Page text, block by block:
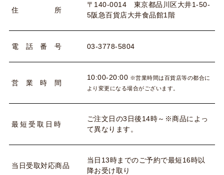
住 所
〒140-0014 東京都品川区大井1-50-
5阪急百貨店大井食品館1階
電 話 番 号 03-3778-5804
営 業 時 間
10:00-20:00 ※営業時間は百貨店等の都合に
より変更になる場合がございます。
最短 受 取 日 時
ご注文日の3日後14時～※商品によっ
て異なります。
当 日受取対応商品
当日13時までのご予約で最短16時以
降お受け取り